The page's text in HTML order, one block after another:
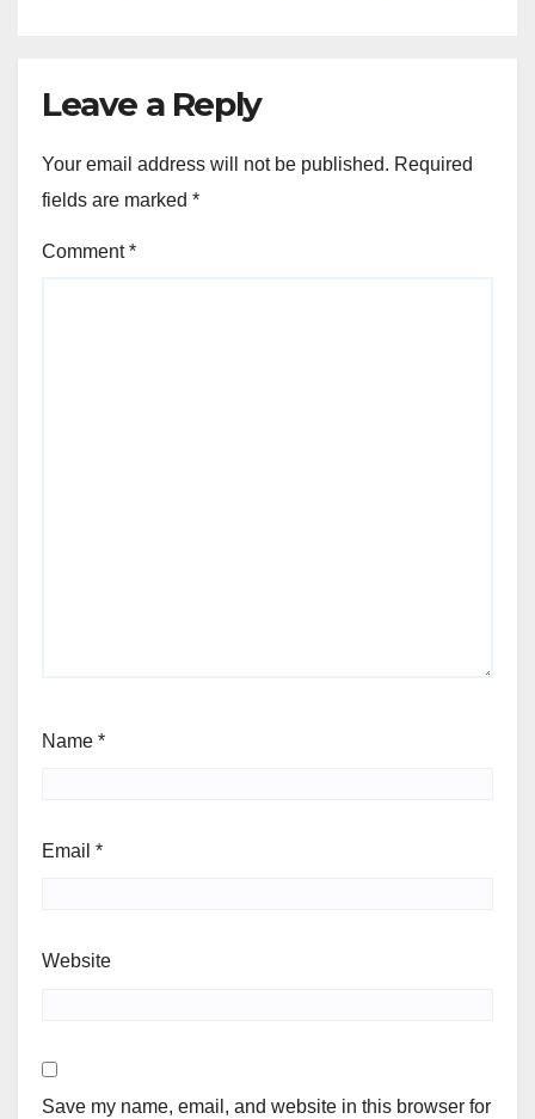
Leave a Reply
Your email address will not be published. Required
fields are marked *
Comment*
Name *
Email *
Website
Save my name, email, and website in this browser for